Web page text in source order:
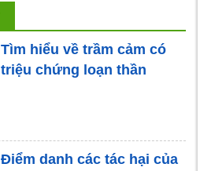
Tìm hiểu về trầm cảm có
triệu chứng loạn thần
Điểm danh các tác hại của